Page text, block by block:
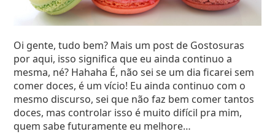
Oi gente, tudo bem? Mais um post de Gostosuras
por aqui, isso significa que eu ainda continuo a
mesma, né? Hahaha É, não sei se um dia ficarei sem
comer doces, é um vício! Eu ainda continuo com o
mesmo discurso, sei que não faz bem comer tantos
doces, mas controlar isso é muito difícil pra mim,
quem sabe futuramente eu melhore…